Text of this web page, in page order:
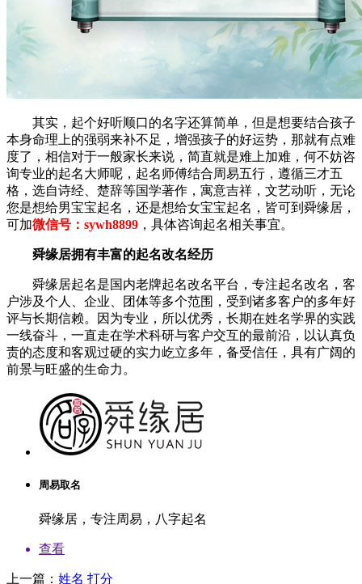
其实，起个好听顺口的名字还算简单，但是想要结合孩子
本身命理上的强弱来补不足，增强孩子的好运势，那就有点难
度了，相信对于一般家长来说，简直就是难上加难，何不妨咨
询专业的起名大师呢，起名师傅结合周易五行，遵循三才五
格，选自诗经、楚辞等国学著作，寓意吉祥，文艺动听，无论
您是想给男宝宝起名，还是想给女宝宝起名，皆可到舜缘居，
可加微信号：sywh8899 ，具体咨询起名相关事宜。
舜缘居拥有丰富的起名改名经历
舜缘居起名是国内老牌起名改名平台，专注起名改名，客
户涉及个人、企业、团体等多个范围，受到诸多客户的多年好
评与长期信赖。因为专业，所以优秀，长期在姓名学界的实践
一线奋斗，一直走在学术科研与客户交互的最前沿，以认真负
责的态度和客观过硬的实力屹立多年，备受信任，具有广阔的
前景与旺盛的生命力。
周易取名
舜缘居，专注周易，八字起名
查看
上一篇： 姓名 打分